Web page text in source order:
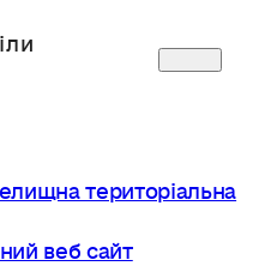
територіальна
веб сайт